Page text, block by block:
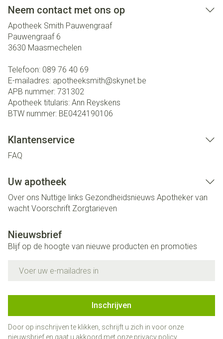
Neem contact met ons op
Apotheek Smith Pauwengraaf
Pauwengraaf 6
3630 Maasmechelen
Telefoon: 089 76 40 69
E-mailadres: apotheeksmith@skynet.be
APB nummer: 731302
Apotheek titularis: Ann Reyskens
BTW nummer: BE0424190106
Klantenservice
FAQ
Uw apotheek
Over ons Nuttige links Gezondheidsnieuws Apotheker van
wacht Voorschrift Zorgtarieven
Nieuwsbrief
Blijf op de hoogte van nieuwe producten en promoties
Inschrijven
Door op inschrijven te klikken, schrijft u zich in voor onze
nieuwsbrief en gaat u akkoord met onze privacy policy.